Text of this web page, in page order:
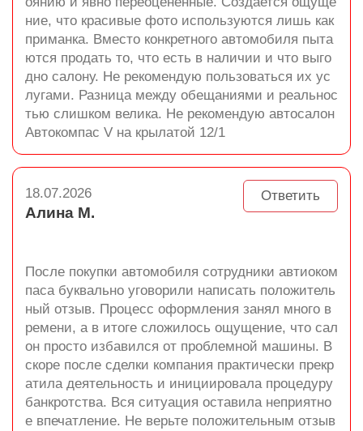
ние, что красивые фото используются лишь как
приманка. Вместо конкретного автомобиля пыта
ются продать то, что есть в наличии и что выго
дно салону. Не рекомендую пользоваться их ус
лугами. Разница между обещаниями и реальнос
тью слишком велика. Не рекомендую автосалон
Автокомпас V на крылатой 12/1
Ответить
18.07.2026
Алина М.
После покупки автомобиля сотрудники автиоком
паса буквально уговорили написать положитель
ный отзыв. Процесс оформления занял много в
ремени, а в итоге сложилось ощущение, что сал
он просто избавился от проблемной машины. В
скоре после сделки компания практически прекр
атила деятельность и инициировала процедуру
банкротства. Вся ситуация оставила неприятно
е впечатление. Не верьте положительным отзыв